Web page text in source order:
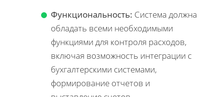
Функциональность: Система должна
обладать всеми необходимыми
функциями для контроля расходов,
включая возможность интеграции с
бухгалтерскими системами,
формирование отчетов и